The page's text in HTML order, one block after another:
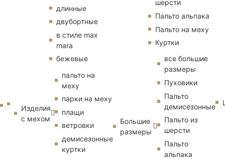
длинные
двубортные
в стиле max
mara
бежевые
Изделия
с мехом
пальто на
меху
парки на меху
плащи
ветровки
демисезонные
куртки
шерсти
Пальто альпака
Пальто на меху
Куртки
Большие
размеры
все большие
размеры
Пуховики
Пальто
демисезонные
Пальто из
шерсти
Пальто
альпака